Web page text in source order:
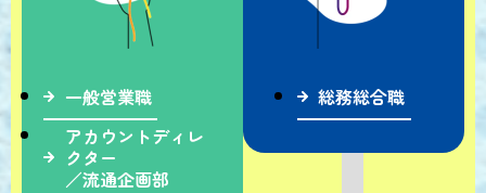
一般営業職
アカウントディレ
クター
／流通企画部
総務総合職